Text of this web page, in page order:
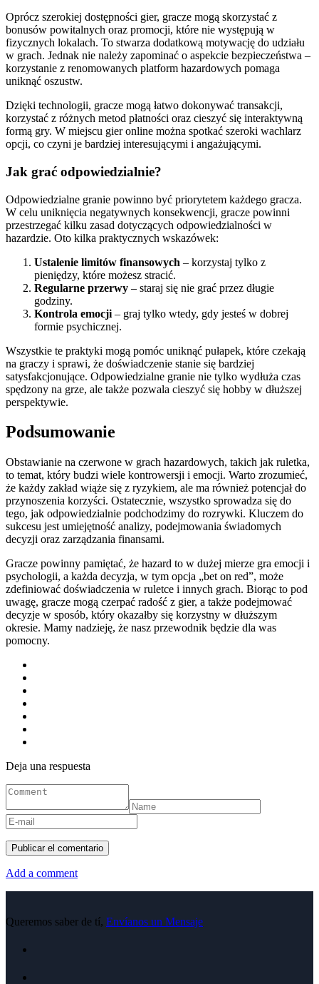
Oprócz szerokiej dostępności gier, gracze mogą skorzystać z
bonusów powitalnych oraz promocji, które nie występują w
fizycznych lokalach. To stwarza dodatkową motywację do udziału
w grach. Jednak nie należy zapominać o aspekcie bezpieczeństwa –
korzystanie z renomowanych platform hazardowych pomaga
uniknąć oszustw.
Dzięki technologii, gracze mogą łatwo dokonywać transakcji,
korzystać z różnych metod płatności oraz cieszyć się interaktywną
formą gry. W miejscu gier online można spotkać szeroki wachlarz
opcji, co czyni je bardziej interesującymi i angażującymi.
Jak grać odpowiedzialnie?
Odpowiedzialne granie powinno być priorytetem każdego gracza.
W celu uniknięcia negatywnych konsekwencji, gracze powinni
przestrzegać kilku zasad dotyczących odpowiedzialności w
hazardzie. Oto kilka praktycznych wskazówek:
Ustalenie limitów finansowych – korzystaj tylko z
pieniędzy, które możesz stracić.
Regularne przerwy – staraj się nie grać przez długie
godziny.
Kontrola emocji – graj tylko wtedy, gdy jesteś w dobrej
formie psychicznej.
Wszystkie te praktyki mogą pomóc uniknąć pułapek, które czekają
na graczy i sprawi, że doświadczenie stanie się bardziej
satysfakcjonujące. Odpowiedzialne granie nie tylko wydłuża czas
spędzony na grze, ale także pozwala cieszyć się hobby w dłuższej
perspektywie.
Podsumowanie
Obstawianie na czerwone w grach hazardowych, takich jak ruletka,
to temat, który budzi wiele kontrowersji i emocji. Warto zrozumieć,
że każdy zakład wiąże się z ryzykiem, ale ma również potencjał do
przynoszenia korzyści. Ostatecznie, wszystko sprowadza się do
tego, jak odpowiedzialnie podchodzimy do rozrywki. Kluczem do
sukcesu jest umiejętność analizy, podejmowania świadomych
decyzji oraz zarządzania finansami.
Gracze powinny pamiętać, że hazard to w dużej mierze gra emocji i
psychologii, a każda decyzja, w tym opcja „bet on red”, może
zdefiniować doświadczenia w ruletce i innych grach. Biorąc to pod
uwagę, gracze mogą czerpać radość z gier, a także podejmować
decyzje w sposób, który okazałby się korzystny w dłuższym
okresie. Mamy nadzieję, że nasz przewodnik będzie dla was
pomocny.
Deja una respuesta
Add a comment
Queremos saber de tí, Envíanos un Mensaje